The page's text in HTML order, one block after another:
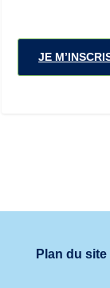
JE
Plan du site